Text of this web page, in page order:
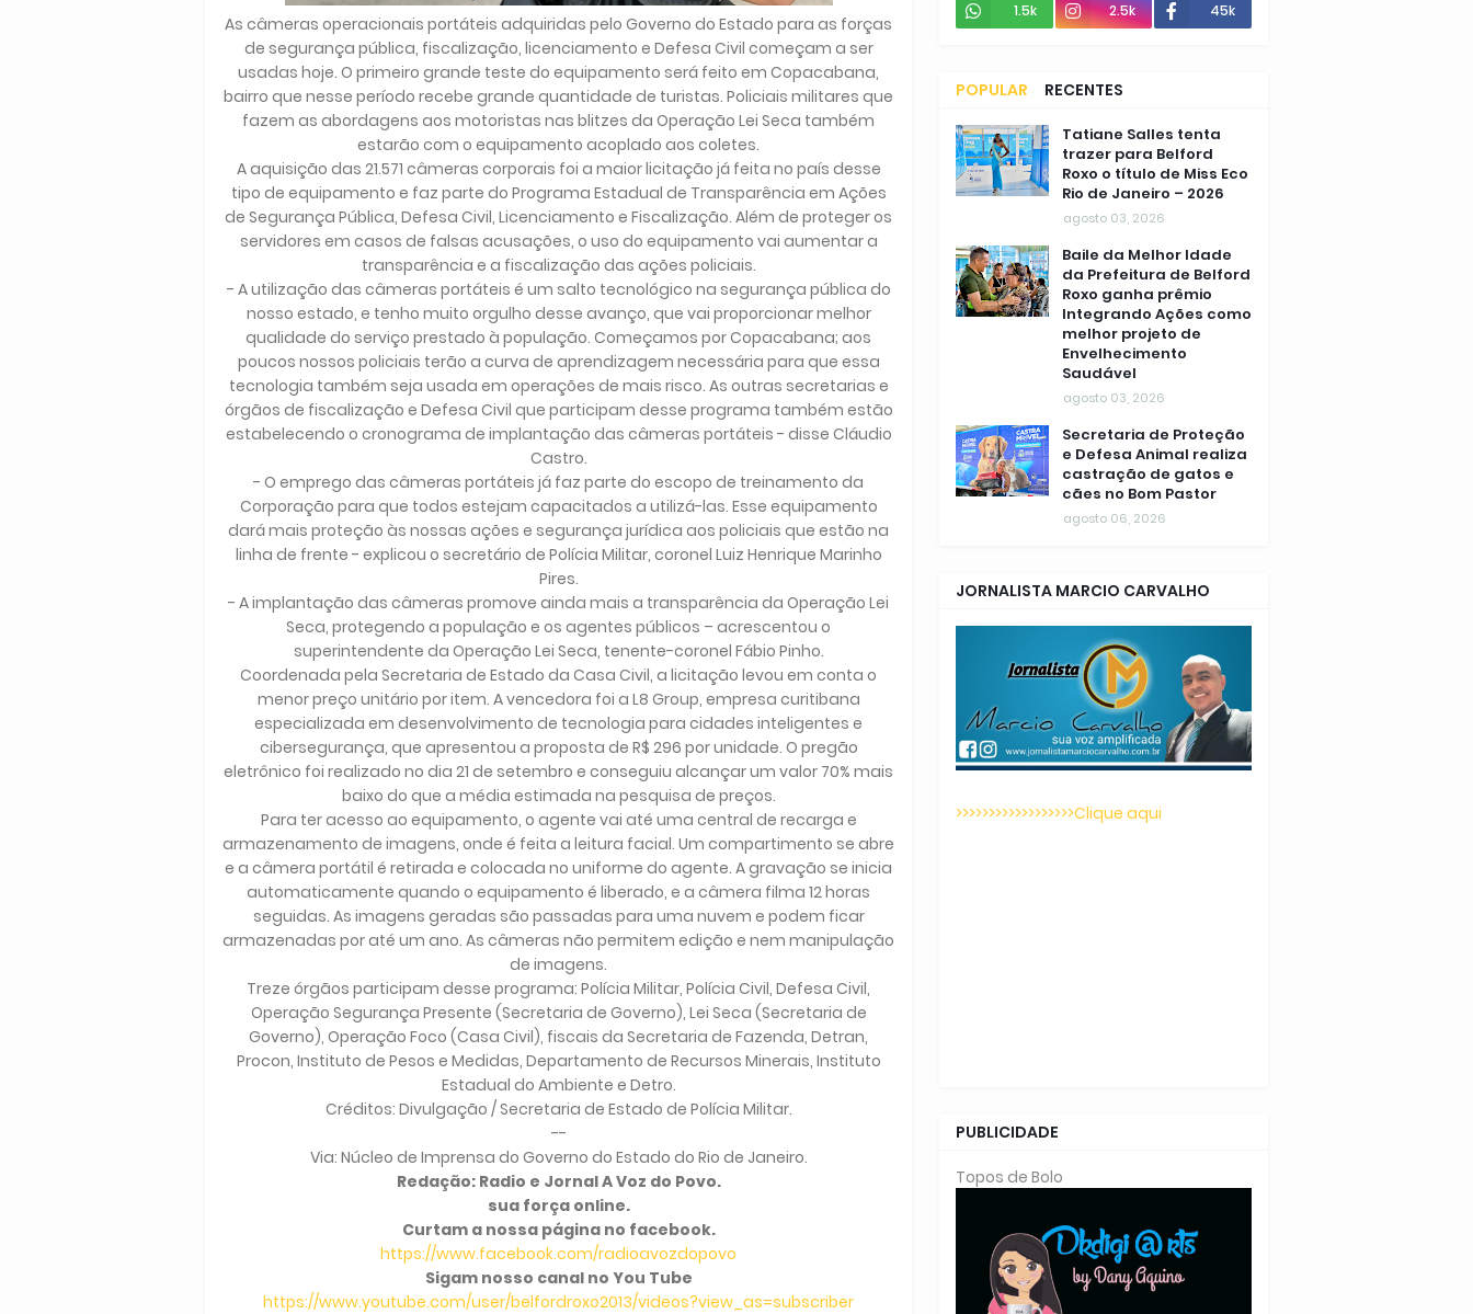
As câmeras operacionais portáteis adquiridas pelo Governo do Estado para as forças
de segurança pública, fiscalização, licenciamento e Defesa Civil começam a ser
usadas hoje. O primeiro grande teste do equipamento será feito em Copacabana,
bairro que nesse período recebe grande quantidade de turistas. Policiais militares que
fazem as abordagens aos motoristas nas blitzes da Operação Lei Seca também
estarão com o equipamento acoplado aos coletes.
A aquisição das 21.571 câmeras corporais foi a maior licitação já feita no país desse
tipo de equipamento e faz parte do Programa Estadual de Transparência em Ações
de Segurança Pública, Defesa Civil, Licenciamento e Fiscalização. Além de proteger os
servidores em casos de falsas acusações, o uso do equipamento vai aumentar a
transparência e a fiscalização das ações policiais.
- A utilização das câmeras portáteis é um salto tecnológico na segurança pública do
nosso estado, e tenho muito orgulho desse avanço, que vai proporcionar melhor
qualidade do serviço prestado à população. Começamos por Copacabana; aos
poucos nossos policiais terão a curva de aprendizagem necessária para que essa
tecnologia também seja usada em operações de mais risco. As outras secretarias e
órgãos de fiscalização e Defesa Civil que participam desse programa também estão
estabelecendo o cronograma de implantação das câmeras portáteis - disse Cláudio
Castro.
- O emprego das câmeras portáteis já faz parte do escopo de treinamento da
Corporação para que todos estejam capacitados a utilizá-las. Esse equipamento
dará mais proteção às nossas ações e segurança jurídica aos policiais que estão na
linha de frente - explicou o secretário de Polícia Militar, coronel Luiz Henrique Marinho
Pires.
- A implantação das câmeras promove ainda mais a transparência da Operação Lei
Seca, protegendo a população e os agentes públicos – acrescentou o
superintendente da Operação Lei Seca, tenente-coronel Fábio Pinho.
Coordenada pela Secretaria de Estado da Casa Civil, a licitação levou em conta o
menor preço unitário por item. A vencedora foi a L8 Group, empresa curitibana
especializada em desenvolvimento de tecnologia para cidades inteligentes e
cibersegurança, que apresentou a proposta de R$ 296 por unidade. O pregão
eletrônico foi realizado no dia 21 de setembro e conseguiu alcançar um valor 70% mais
baixo do que a média estimada na pesquisa de preços.
Para ter acesso ao equipamento, o agente vai até uma central de recarga e
armazenamento de imagens, onde é feita a leitura facial. Um compartimento se abre
e a câmera portátil é retirada e colocada no uniforme do agente. A gravação se inicia
automaticamente quando o equipamento é liberado, e a câmera filma 12 horas
seguidas. As imagens geradas são passadas para uma nuvem e podem ficar
armazenadas por até um ano. As câmeras não permitem edição e nem manipulação
de imagens.
Treze órgãos participam desse programa: Polícia Militar, Polícia Civil, Defesa Civil,
Operação Segurança Presente (Secretaria de Governo), Lei Seca (Secretaria de
Governo), Operação Foco (Casa Civil), fiscais da Secretaria de Fazenda, Detran,
Procon, Instituto de Pesos e Medidas, Departamento de Recursos Minerais, Instituto
Estadual do Ambiente e Detro.
Créditos: Divulgação / Secretaria de Estado de Polícia Militar.
--
Via: Núcleo de Imprensa do Governo do Estado do Rio de Janeiro.
Redação: Radio e Jornal A Voz do Povo.
sua força online.
Curtam a nossa página no facebook.
https://www.facebook.com/radioavozdopovo
Sigam nosso canal no You Tube
https://www.youtube.com/user/belfordroxo2013/videos?view_as=subscriber
1.5k 2.5k 45k
POPULAR
RECENTES
COMENTÁRIOSTatiane Salles tenta
trazer para Belford
Roxo o título de Miss Eco
Rio de Janeiro – 2026
agosto 03, 2026
Baile da Melhor Idade
da Prefeitura de Belford
Roxo ganha prêmio
Integrando Ações como
melhor projeto de
Envelhecimento
Saudável
agosto 03, 2026
Secretaria de Proteção
e Defesa Animal realiza
castração de gatos e
cães no Bom Pastor
agosto 06, 2026
JORNALISTA MARCIO CARVALHO
>>>>>>>>>>>>>>>>>>Clique aqui
PUBLICIDADE
Topos de Bolo